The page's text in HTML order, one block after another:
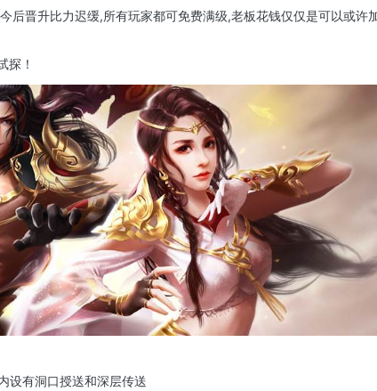
后晋升比力迟缓,所有玩家都可免费满级,老板花钱仅仅是可以或许
探！
设有洞口授送和深层传送